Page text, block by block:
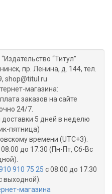
“Титул”
пр. Ленина, д. 144, тел.
shop@titul.ru
магазина:
заказов на сайте
24/7.
доставки 5 дней в неделю
пятница)
времени (UTC+3).
до 17:30 (Пн-Пт, Сб-Вс
910 75 25 с 08:00 до 17:30
выходной).
магазина